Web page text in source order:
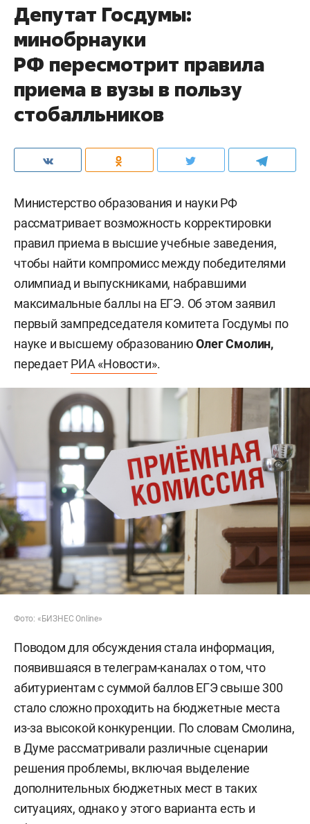
Депутат Госдумы:
минобрнауки
РФ пересмотрит правила
приема в вузы в пользу
стобалльников
Министерство образования и науки РФ
рассматривает возможность корректировки
правил приема в высшие учебные заведения,
чтобы найти компромисс между победителями
олимпиад и выпускниками, набравшими
максимальные баллы на ЕГЭ. Об этом заявил
первый зампредседателя комитета Госдумы по
науке и высшему образованиюОлег Смолин,
передаетРИА «Новости».
Фото: «БИЗНЕС Online»
Поводом для обсуждения стала информация,
появившаяся в телеграм-каналах о том, что
абитуриентам с суммой баллов ЕГЭ свыше 300
стало сложно проходить на бюджетные места
из-за высокой конкуренции. По словам Смолина,
в Думе рассматривали различные сценарии
решения проблемы, включая выделение
дополнительных бюджетных мест в таких
ситуациях, однако у этого варианта есть и